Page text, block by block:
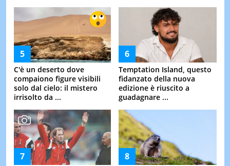
C'è un deserto dove
compaiono figure visibili
solo dal cielo: il mistero
irrisolto da ...
Temptation Island, questo
fidanzato della nuova
edizione è riuscito a
guadagnare ...